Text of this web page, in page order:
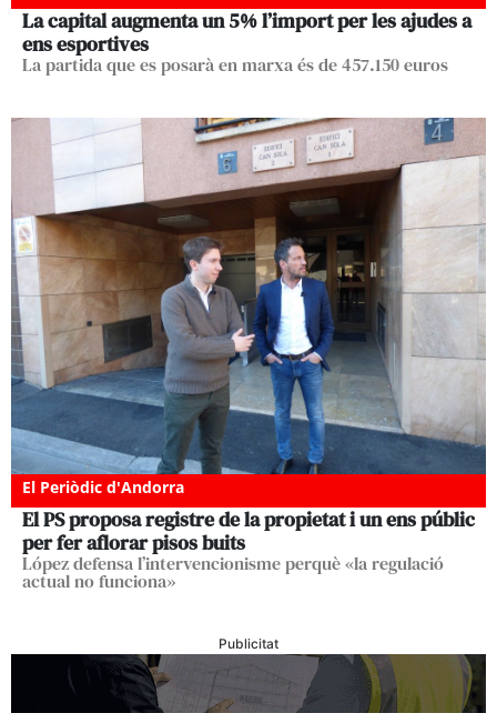
La capital augmenta un 5% l’import per les ajudes a
ens esportives
La partida que es posarà en marxa és de 457.150 euros
El Periòdic d'Andorra
El PS proposa registre de la propietat i un ens públic
per fer aflorar pisos buits
López defensa l’intervencionisme perquè «la regulació
actual no funciona»
Publicitat